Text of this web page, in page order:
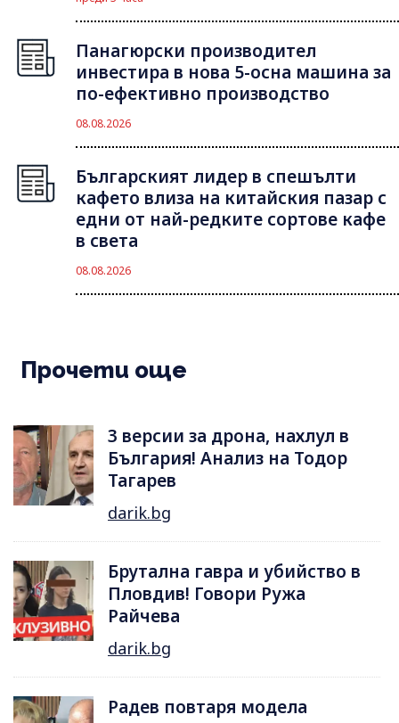
Панагюрски производител
инвестира в нова 5-осна машина за
по-ефективно производство
08.08.2026
Българският лидер в спешълти
кафето влиза на китайския пазар с
едни от най-редките сортове кафе
в света
08.08.2026
Прочети още
3 версии за дрона, нахлул в
България! Анализ на Тодор
Тагарев
darik.bg
Брутална гавра и убийство в
Пловдив! Говори Ружа
Райчева
darik.bg
Радев повтаря модела